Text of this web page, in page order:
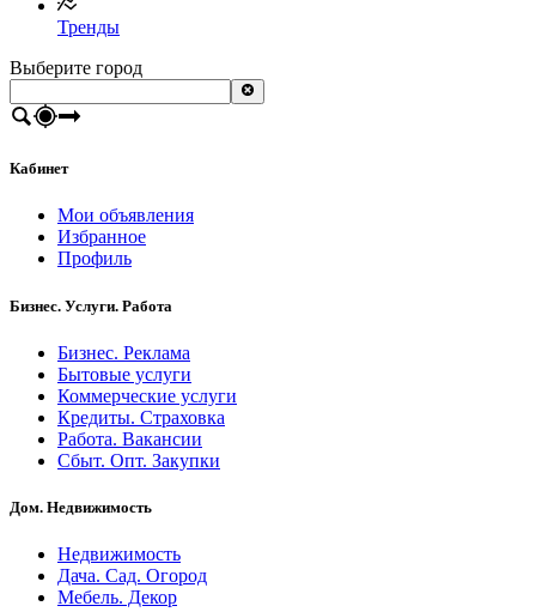
Тренды
Выберите город
Кабинет
Мои объявления
Избранное
Профиль
Бизнес. Услуги. Работа
Бизнес. Реклама
Бытовые услуги
Коммерческие услуги
Кредиты. Страховка
Работа. Вакансии
Сбыт. Опт. Закупки
Дом. Недвижимость
Недвижимость
Дача. Сад. Огород
Мебель. Декор